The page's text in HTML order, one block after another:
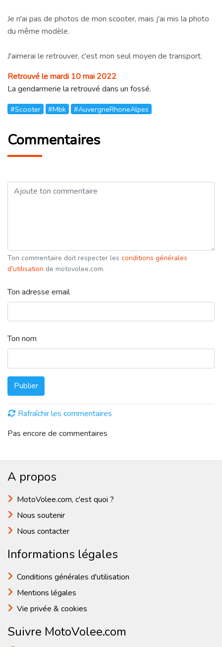
Je n'ai pas de photos de mon scooter, mais j'ai mis la photo
du même modèle.
J'aimerai le retrouver, c'est mon seul moyen de transport.
Retrouvé le mardi 10 mai 2022
La gendarmerie la retrouvé dans un fossé.
#Scooter #Mbk #AuvergneRhoneAlpes
Commentaires
Ton commentaire doit respecter les conditions générales
d'utilisation de motovolee.com.
Ton adresse email
Ton nom
Publier
Rafraîchir les commentaires
Pas encore de commentaires
A propos
MotoVolee.com, c'est quoi ?
Nous soutenir
Nous contacter
Informations légales
Conditions générales d'utilisation
Mentions légales
Vie privée & cookies
Suivre MotoVolee.com